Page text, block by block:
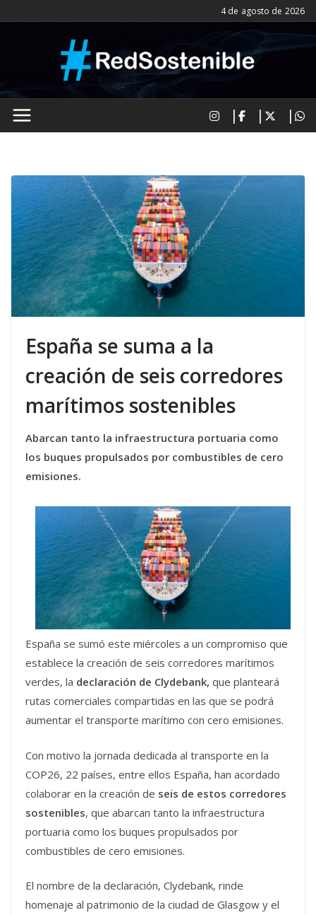
al
4 de agosto de 2026
España se suma a la
creación de seis corredores
marítimos sostenibles
Abarcan tanto la infraestructura portuaria como
los buques propulsados por combustibles de cero
emisiones.
España se sumó este miércoles a un compromiso que
establece la creación de seis corredores marítimos
verdes, la declaración de Clydebank, que planteará
rutas comerciales compartidas en las que se podrá
aumentar el transporte marítimo con cero emisiones.
Con motivo la jornada dedicada al transporte en la
COP26, 22 países, entre ellos España, han acordado
colaborar en la creación de seis de estos corredores
sostenibles, que abarcan tanto la infraestructura
portuaria como los buques propulsados por
combustibles de cero emisiones.
El nombre de la declaración, Clydebank, rinde
homenaje al patrimonio de la ciudad de Glasgow y el